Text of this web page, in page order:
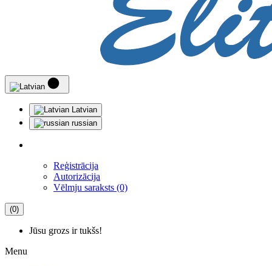
Latvian
russian
Reģistrācija
Autorizācija
Vēlmju saraksts (0)
(0)
Jūsu grozs ir tukšs!
Menu